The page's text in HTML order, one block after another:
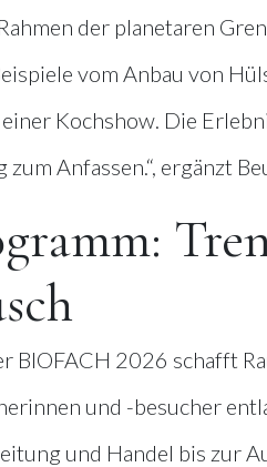
der planetaren
vom Anbau von
Kochshow. Die
Anfassen.“, ergänzt
BIOFACH 2026 schafft
und -besucher
und Handel bis zur